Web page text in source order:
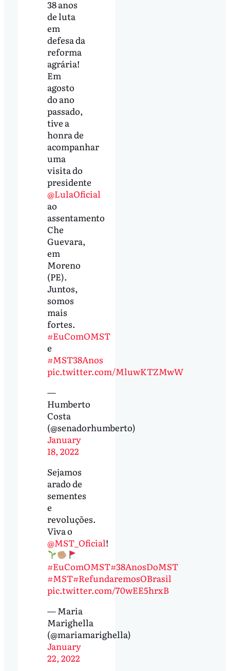
38 anos
de luta
em
defesa da
reforma
agrária!
Em
agosto
do ano
passado,
tive a
honra de
acompanhar
uma
visita do
presidente
@LulaOficial
ao
assentamento
Che
Guevara,
em
Moreno
(PE).
Juntos,
somos
mais
fortes.
#EuComOMST
e
#MST38Anos
pic.twitter.com/MluwKTZMwW
—
Humberto
Costa
(@senadorhumberto)
January
18, 2022
Sejamos
arado de
sementes
e
revoluções.
Viva o
@MST_Oficial!
#EuComOMST#38AnosDoMST
#MST#RefundaremosOBrasil
pic.twitter.com/70wEE5hrxB
— Maria
Marighella
(@mariamarighella)
January
22, 2022